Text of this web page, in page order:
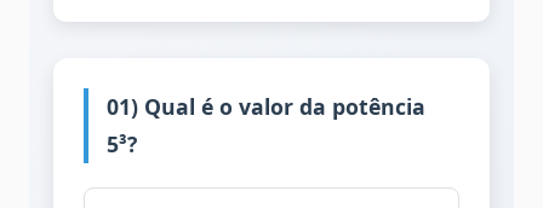
01) Qual é o valor da potência
5³?